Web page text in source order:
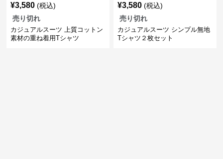
¥3,580 (税込)
売り切れ
カジュアルスーツ 上質コットン
素材の重ね着用Tシャツ
¥3,580 (税込)
売り切れ
カジュアルスーツ シンプル無地
Tシャツ２枚セット